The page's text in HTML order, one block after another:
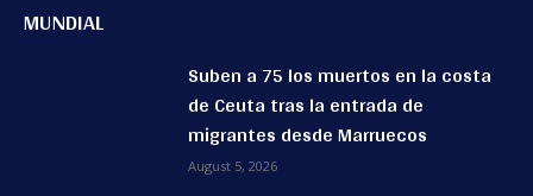
MUNDIAL
Suben a 75 los muertos en la costa
de Ceuta tras la entrada de
migrantes desde Marruecos
August 5, 2026